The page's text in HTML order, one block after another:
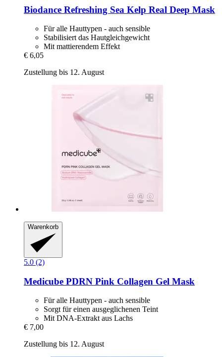
Biodance Refreshing Sea Kelp Real Deep Mask
Für alle Hauttypen - auch sensible
Stabilisiert das Hautgleichgewicht
Mit mattierendem Effekt
€ 6,05
Zustellung bis 12. August
Warenkorb
5.0 (2)
Medicube PDRN Pink Collagen Gel Mask
Für alle Hauttypen - auch sensible
Sorgt für einen ausgeglichenen Teint
Mit DNA-Extrakt aus Lachs
€ 7,00
Zustellung bis 12. August